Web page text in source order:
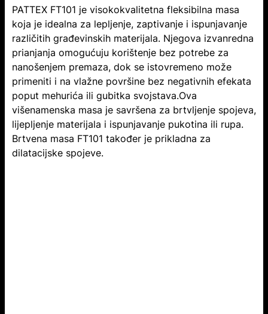
PATTEX FT101 je visokokvalitetna fleksibilna masa
koja je idealna za lepljenje, zaptivanje i ispunjavanje
različitih građevinskih materijala. Njegova izvanredna
prianjanja omogućuju korištenje bez potrebe za
nanošenjem premaza, dok se istovremeno može
primeniti i na vlažne površine bez negativnih efekata
poput mehurića ili gubitka svojstava.Ova
višenamenska masa je savršena za brtvljenje spojeva,
lijepljenje materijala i ispunjavanje pukotina ili rupa.
Brtvena masa FT101 također je prikladna za
dilatacijske spojeve.